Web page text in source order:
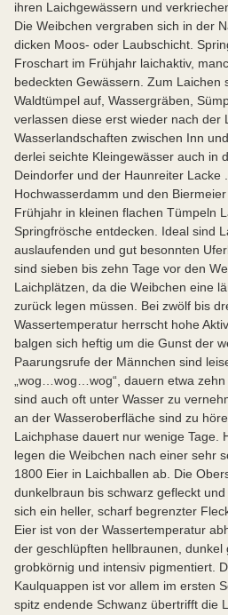
ihren Laichgewässern und
Die Weibchen vergraben sich in der
dicken Moos- oder Laubschicht.
Froschart im Frühjahr laichaktiv,
bedeckten Gewässern. Zum Laichen
Waldtümpel auf, Wassergräben,
verlassen diese erst wieder nach der
Wasserlandschaften zwischen Inn
derlei seichte Kleingewässer auch in
Deindorfer und der Haunreiter Lacke
Hochwasserdamm und den
Frühjahr in kleinen flachen Tümpeln
Springfrösche entdecken. Ideal sind
auslaufenden und gut besonnten
sind sieben bis zehn Tage vor den
Laichplätzen, da die Weibchen eine
zurück legen müssen. Bei zwölf bis
Wassertemperatur herrscht hohe
balgen sich heftig um die Gunst der
Paarungsrufe der Männchen sind
„wog…wog…wog“, dauern etwa
sind auch oft unter Wasser zu
an der Wasseroberfläche sind zu
Laichphase dauert nur wenige Tage.
legen die Weibchen nach einer sehr
1800 Eier in Laichballen ab. Die
dunkelbraun bis schwarz gefleckt
sich ein heller, scharf begrenzter
Eier ist von der Wassertemperatur
der geschlüpften hellbraunen, dunkel
grobkörnig und intensiv pigmentiert.
Kaulquappen ist vor allem im ersten
spitz endende Schwanz übertrifft die